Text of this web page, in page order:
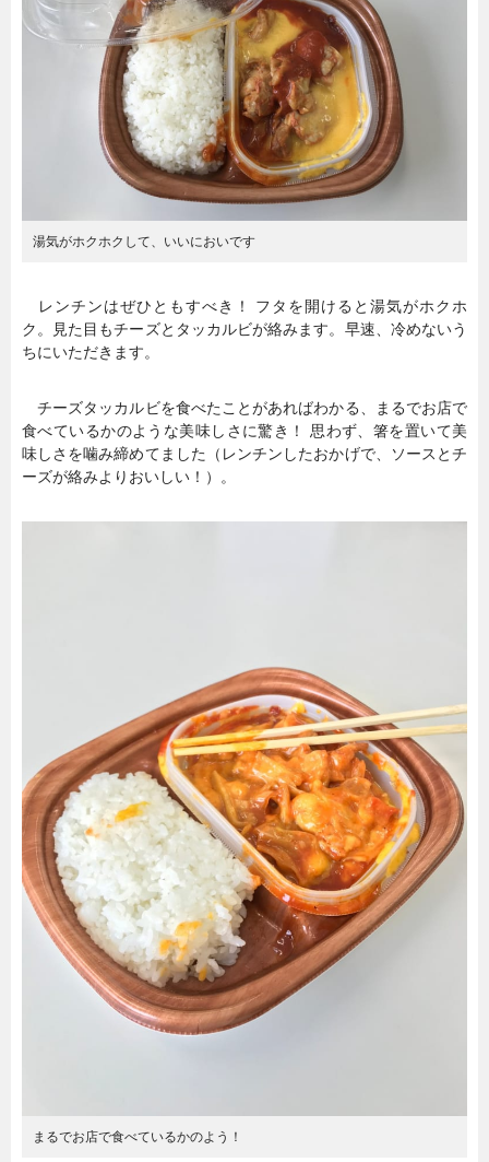
湯気がホクホクして、いいにおいです
レンチンはぜひともすべき！ フタを開けると湯気がホクホ
ク。見た目もチーズとタッカルビが絡みます。早速、冷めないう
ちにいただきます。
チーズタッカルビを食べたことがあればわかる、まるでお店で
食べているかのような美味しさに驚き！ 思わず、箸を置いて美
味しさを噛み締めてました（レンチンしたおかげで、ソースとチ
ーズが絡みよりおいしい！）。
まるでお店で食べているかのよう！